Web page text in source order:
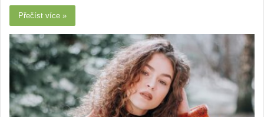
Přečíst více »